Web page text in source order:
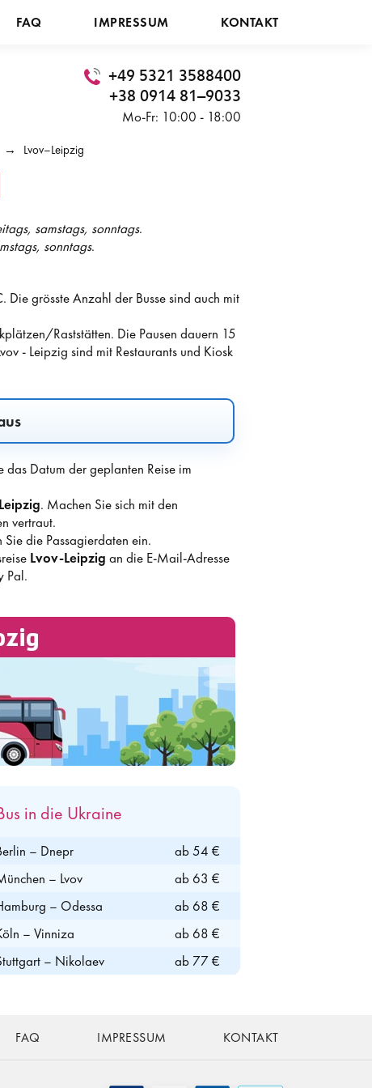
FAQ IMPRESSUM KONTAKT
+49 5321 3588400
+38 0914 81–9033
Mo-Fr: 10:00 - 18:00
Lvov–Leipzig
samstags, sonntags.
sonntags.
grösste Anzahl der Busse sind auch mit
Raststätten. Die Pausen dauern 15
- Leipzig sind mit Restaurants und Kiosk
Datum der geplanten Reise im
. Machen Sie sich mit den
vertraut.
die Passagierdaten ein.
Lvov-Leipzig an die E-Mail-Adresse
Pal.
in die Ukraine
– Dnepr
ab 54 €
– Lvov
ab 63 €
– Odessa
ab 68 €
– Vinniza
ab 68 €
– Nikolaev
ab 77 €
FAQ IMPRESSUM KONTAKT